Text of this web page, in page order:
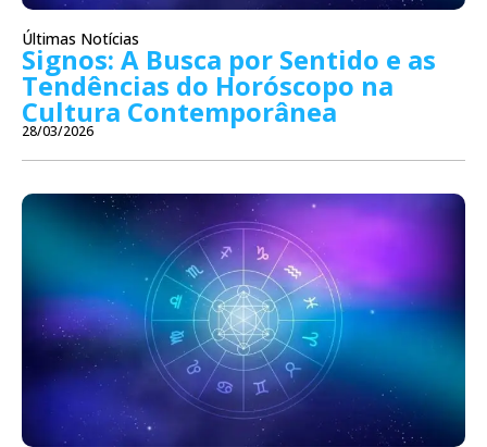
Últimas Notícias
Signos: A Busca por Sentido e as
Tendências do Horóscopo na
Cultura Contemporânea
28/03/2026